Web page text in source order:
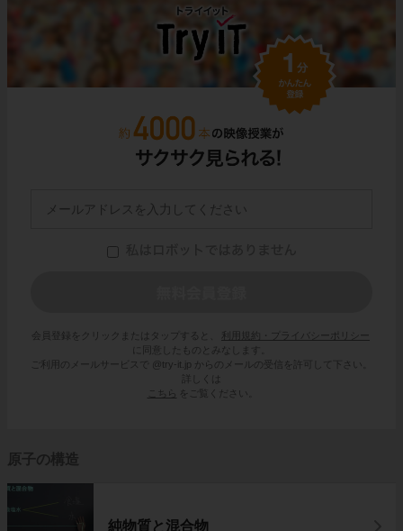
会員登録をクリックまたはタップすると、
利用規約・プライバシーポリシー
に同意したものとみなします。
ご利用のメールサービスで @try-it.jp からのメールの受信を許可して下さい。
詳しくは
こちら
をご覧ください。
原子の構造
純物質と混合物